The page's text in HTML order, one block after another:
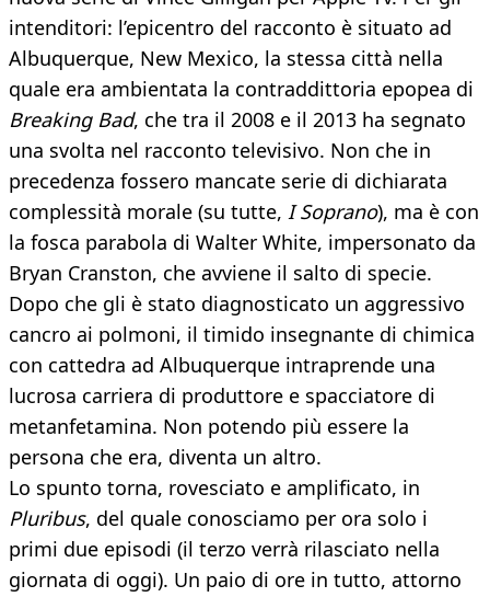
intenditori: l’epicentro del racconto è situato ad
Albuquerque, New Mexico, la stessa città nella
quale era ambientata la contraddittoria epopea di
Breaking Bad, che tra il 2008 e il 2013 ha segnato
una svolta nel racconto televisivo. Non che in
precedenza fossero mancate serie di dichiarata
complessità morale (su tutte, I Soprano), ma è con
la fosca parabola di Walter White, impersonato da
Bryan Cranston, che avviene il salto di specie.
Dopo che gli è stato diagnosticato un aggressivo
cancro ai polmoni, il timido insegnante di chimica
con cattedra ad Albuquerque intraprende una
lucrosa carriera di produttore e spacciatore di
metanfetamina. Non potendo più essere la
persona che era, diventa un altro.
Lo spunto torna, rovesciato e amplificato, in
Pluribus, del quale conosciamo per ora solo i
primi due episodi (il terzo verrà rilasciato nella
giornata di oggi). Un paio di ore in tutto, attorno